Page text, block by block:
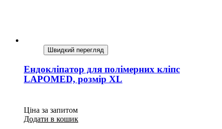
Швидкий перегляд
Ендокліпатор для полімерних кліпс
LAPOMED, розмір XL
Ціна за запитом
Додати в кошик